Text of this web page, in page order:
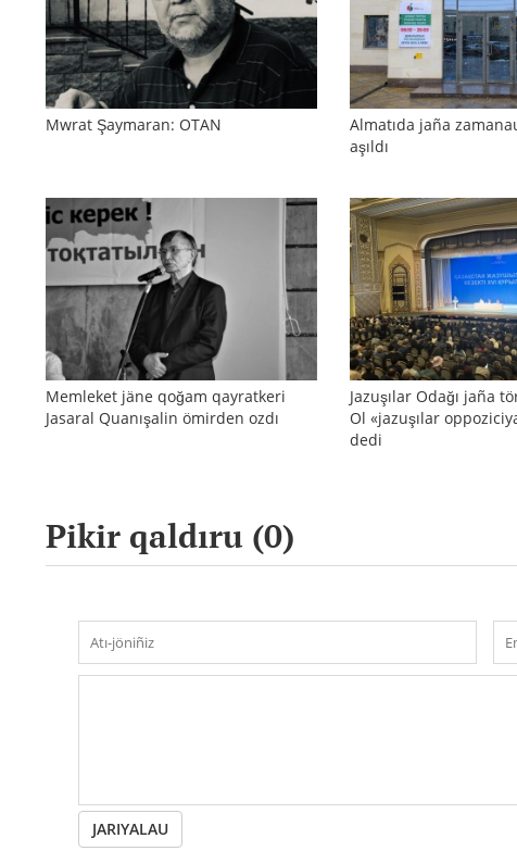
Mwrat Şaymaran: OTAN
Almatıda jaña
aşıldı
Memleket jäne qoğam qayratkeri
Jasaral Quanışalin ömirden ozdı
Jazuşılar Odağı jaña
Ol «jazuşılar
dedi
Pikir qaldıru (0)
JARIYALAU